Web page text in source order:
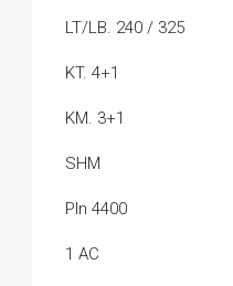
LT/LB. 240 / 325
KT. 4+1
KM. 3+1
SHM
Pln 4400
1 AC